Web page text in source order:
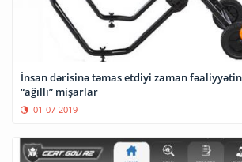
İnsan dərisinə təmas etdiyi zaman
“ağıllı” mişarlar
01-07-2019